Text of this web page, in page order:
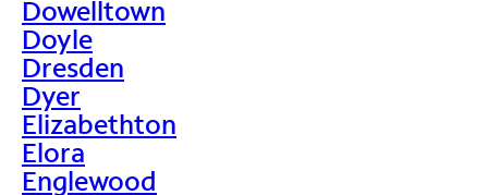
Dowelltown
Doyle
Dresden
Dyer
Elizabethton
Elora
Englewood